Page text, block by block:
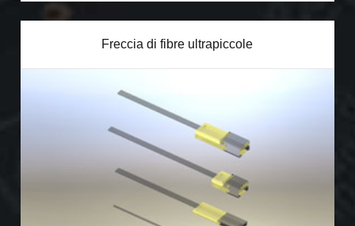
Freccia di fibre ultrapiccole